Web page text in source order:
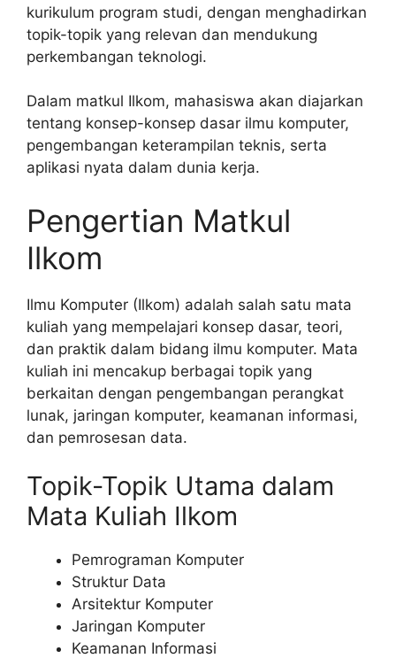
kurikulum program studi, dengan menghadirkan
topik-topik yang relevan dan mendukung
perkembangan teknologi.
Dalam matkul Ilkom, mahasiswa akan diajarkan
tentang konsep-konsep dasar ilmu komputer,
pengembangan keterampilan teknis, serta
aplikasi nyata dalam dunia kerja.
Pengertian Matkul
Ilkom
Ilmu Komputer (Ilkom) adalah salah satu mata
kuliah yang mempelajari konsep dasar, teori,
dan praktik dalam bidang ilmu komputer. Mata
kuliah ini mencakup berbagai topik yang
berkaitan dengan pengembangan perangkat
lunak, jaringan komputer, keamanan informasi,
dan pemrosesan data.
Topik-Topik Utama dalam
Mata Kuliah Ilkom
Pemrograman Komputer
Struktur Data
Arsitektur Komputer
Jaringan Komputer
Keamanan Informasi